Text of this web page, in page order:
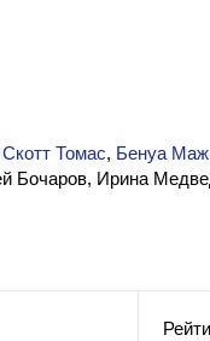
Томас, Бенуа
Бочаров, Ирина